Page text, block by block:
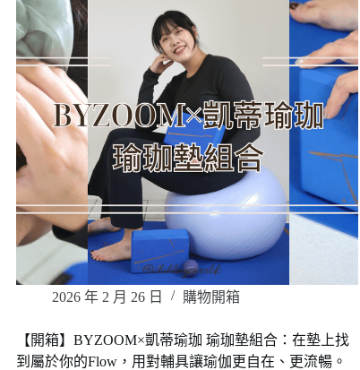
2026 年 2 月 26 日 購物開箱
【開箱】BYZOOM×凱蒂瑜珈 瑜珈墊組合：在墊上找
到屬於你的Flow，用對輔具讓瑜伽更自在、更流暢。